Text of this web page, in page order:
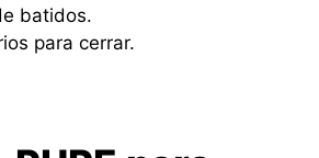
batidos.
para cerrar.